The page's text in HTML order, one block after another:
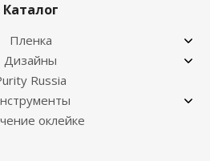
Каталог
Пленка
Дизайны
Russia
оклейке